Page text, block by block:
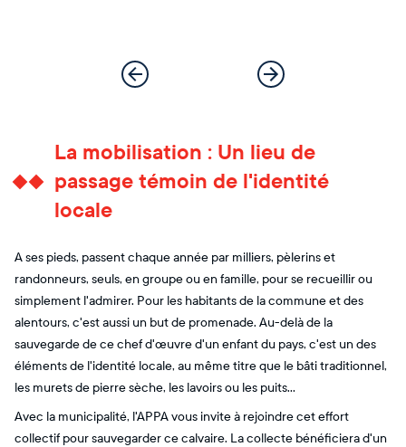
La mobilisation : Un lieu de
passage témoin de l'identité
locale
A ses pieds, passent chaque année par milliers, pèlerins et
randonneurs, seuls, en groupe ou en famille, pour se recueillir ou
simplement l'admirer. Pour les habitants de la commune et des
alentours, c'est aussi un but de promenade. Au-delà de la
sauvegarde de ce chef d'œuvre d'un enfant du pays, c'est un des
éléments de l'identité locale, au même titre que le bâti traditionnel,
les murets de pierre sèche, les lavoirs ou les puits…
Avec la municipalité, l'APPA vous invite à rejoindre cet effort
collectif pour sauvegarder ce calvaire. La collecte bénéficiera d'un